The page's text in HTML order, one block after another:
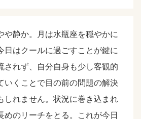
や静か。月は水瓶座を穏やかに
日はクールに過ごすことが鍵に
されず、自分自身も少し客観的
いくことで目の前の問題の解決
しれません。状況に巻き込まれ
めのリーチをとる。これが今日